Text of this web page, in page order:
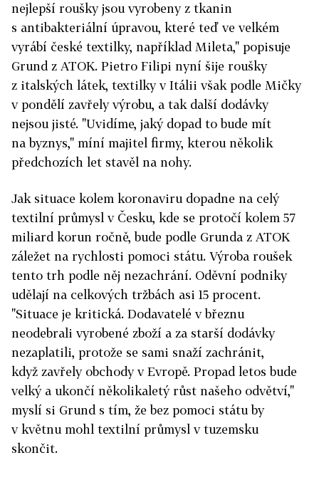
nejlepší roušky jsou vyrobeny z tkanin
s antibakteriální úpravou, které teď ve velkém
vyrábí české textilky, například Mileta," popisuje
Grund z ATOK. Pietro Filipi nyní šije roušky
z italských látek, textilky v Itálii však podle Mičky
v pondělí zavřely výrobu, a tak další dodávky
nejsou jisté. "Uvidíme, jaký dopad to bude mít
na byznys," míní majitel firmy, kterou několik
předchozích let stavěl na nohy.
Jak situace kolem koronaviru dopadne na celý
textilní průmysl v Česku, kde se protočí kolem 57
miliard korun ročně, bude podle Grunda z ATOK
záležet na rychlosti pomoci státu. Výroba roušek
tento trh podle něj nezachrání. Oděvní podniky
udělají na celkových tržbách asi 15 procent.
"Situace je kritická. Dodavatelé v březnu
neodebrali vyrobené zboží a za starší dodávky
nezaplatili, protože se sami snaží zachránit,
když zavřely obchody v Evropě. Propad letos bude
velký a ukončí několikaletý růst našeho odvětví,"
myslí si Grund s tím, že bez pomoci státu by
v květnu mohl textilní průmysl v tuzemsku
skončit.